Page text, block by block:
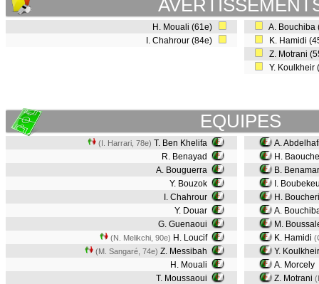
H. Mouali (61e)
I. Chahrour (84e)
A.
K. Hamidi
Z. Motrani
Y.
EQUIPES
(I. Harrari, 78e) T. Ben Khelifa
R. Benayad
A. Bouguerra
Y. Bouzok
I. Chahrour
Y. Douar
G. Guenaoui
(N. Melikchi, 90e) H. Loucif
(M. Sangaré, 74e) Z. Messibah
H. Mouali
T. Moussaoui
A.
H. Baouche
B. Benamar
I.
H.
A.
M.
K. Hamidi
Y. Koulkheir
A. Morcely
Z. Motrani